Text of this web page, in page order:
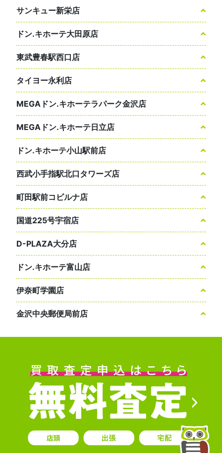
サンキュー新栄店
ドン.キホーテ大田原店
東武豊春駅西口店
タイヨー永利店
MEGAドン.キホーテラパーク金沢店
MEGAドン.キホーテ日立店
ドン.キホーテ小山駅前店
西武小手指駅北口タワーズ店
町田駅前コビルナ店
国道225号宇宿店
D-PLAZA大分店
ドン.キホーテ富山店
伊奈町学園店
金沢中央郵便局前店